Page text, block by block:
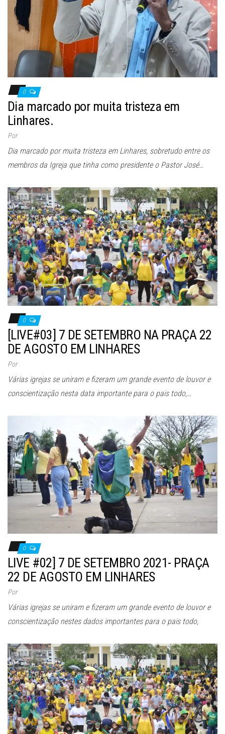
0
Dia marcado por muita tristeza em
Linhares.
Por
Dia marcado por muita tristeza em Linhares, sobretudo entre os
membros da Igreja que tinha como presidente o Pastor José…
0
[LIVE#03] 7 DE SETEMBRO NA PRAÇA 22
DE AGOSTO EM LINHARES
Por
Várias igrejas se uniram e fizeram um grande evento de louvor e
conscientização nesta data importante para o pais todo,…
0
LIVE #02] 7 DE SETEMBRO 2021- PRAÇA
22 DE AGOSTO EM LINHARES
Por
Várias igrejas se uniram e fizeram um grande evento de louvor e
conscientização nestes dados importantes para o pais todo,